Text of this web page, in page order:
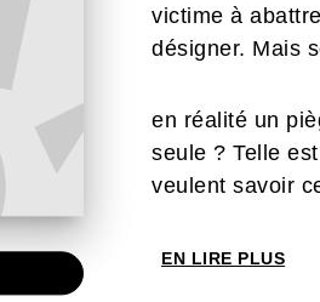
victime à
désigner. Mais
en réalité un
seule ? Telle
veulent savoir
EN LIRE PLUS